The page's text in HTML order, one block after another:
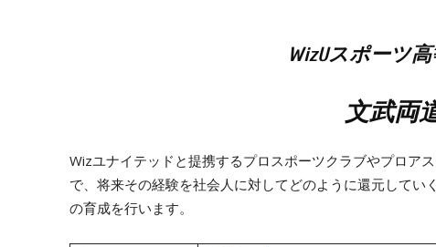
WizUスポーツ
文武両
Wizユナイテッドと提携するプロスポーツクラブやプロア
で、将来その経験を社会人に対してどのように還元して
の育成を行います。